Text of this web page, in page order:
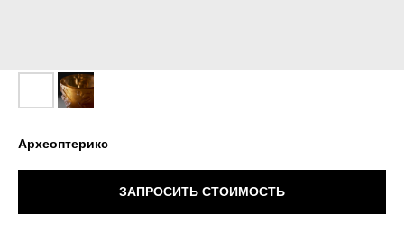
Археоптерикс
ЗАПРОСИТЬ СТОИМОСТЬ